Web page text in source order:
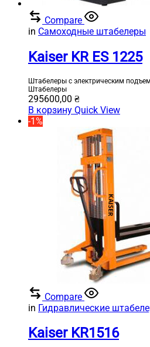
Compare
in Самоходные штабелеры
Kaiser KR ES 1225
Штабелеры с электрическим
Штабелеры
295600,00 ₴
В корзину Quick View
-1%
Compare
in Гидравлические
Kaiser KR1516